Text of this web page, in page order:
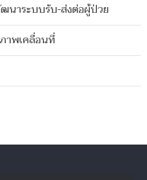
4
เจอ
ร่อน
สนาม
นาระบบรับ-ส่งต่อผู้ป่วย
าพเคลื่อนที่